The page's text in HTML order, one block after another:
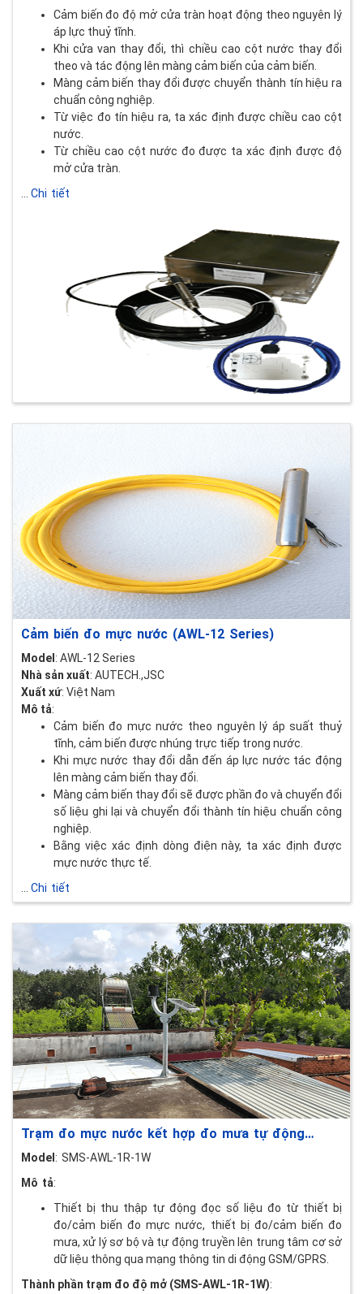
Cảm biến đo độ mở cửa tràn hoạt động theo nguyên lý
áp lực thuỷ tĩnh.
Khi cửa van thay đổi, thì chiều cao cột nước thay đổi
theo và tác động lên màng cảm biến của cảm biến.
Màng cảm biến thay đổi được chuyển thành tín hiệu ra
chuẩn công nghiệp.
Từ việc đo tín hiệu ra, ta xác định được chiều cao cột
nước.
Từ chiều cao cột nước đo được ta xác định được độ
mở cửa tràn.
Chi tiết
Cảm biến đo mực nước (AWL-12 Series)
Model : AWL-12 Series
Nhà sản xuất: AUTECH.,JSC
Xuất xứ: Việt Nam
Mô tả:
Cảm biến đo mực nước theo nguyên lý áp suất thuỷ
tĩnh, cảm biến được nhúng trực tiếp trong nước.
Khi mực nước thay đổi dẫn đến áp lực nước tác động
lên màng cảm biến thay đổi.
Màng cảm biến thay đổi sẽ được phần đo và chuyển đổi
số liệu ghi lại và chuyển đổi thành tín hiệu chuẩn công
nghiệp.
Bằng việc xác định dòng điện này, ta xác định được
mực nước thực tế.
Chi tiết
Trạm đo mực nước kết hợp đo mưa tự động
(SMS-AWL-1R-1W)
Model : SMS-AWL-1R-1W
Mô tả:
Thiết bị thu thập tự động đọc số liệu đo từ thiết bị
đo/cảm biến đo mực nước, thiết bị đo/cảm biến đo
mưa, xử lý sơ bộ và tự động truyền lên trung tâm cơ sở
dữ liệu thông qua mạng thông tin di động GSM/GPRS.
Thành phần trạm đo độ mở (SMS-AWL-1R-1W):